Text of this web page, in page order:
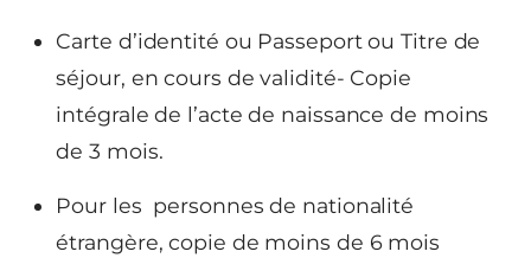
Carte d’identité ou Passeport ou Titre de
séjour, en cours de validité- Copie
intégrale de l’acte de naissance de moins
de 3 mois.
Pour les personnes de nationalité
étrangère, copie de moins de 6 mois